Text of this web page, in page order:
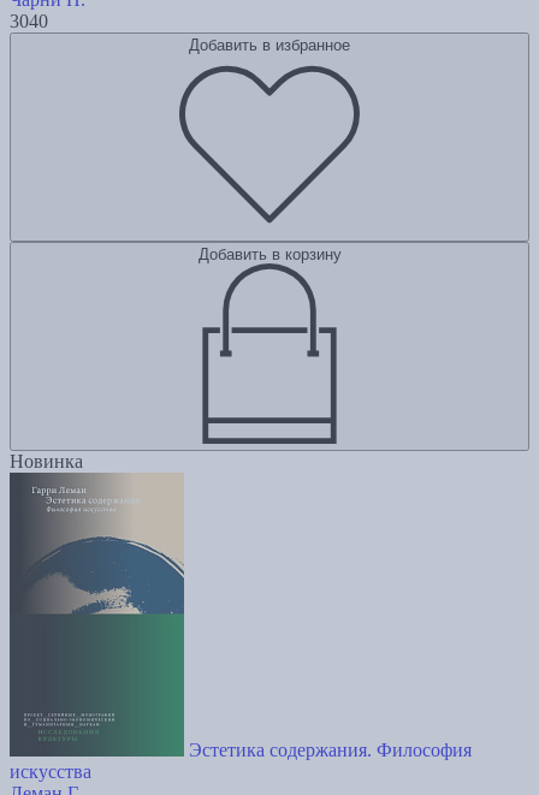
3040
Добавить в избранное
Добавить в корзину
Новинка
Эстетика содержания. Философия
искусства